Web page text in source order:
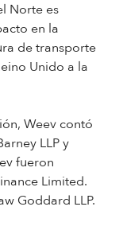
Norte es
en la
de transporte
Unido a la
Weev contó
LLP y
fueron
Limited.
Goddard LLP.